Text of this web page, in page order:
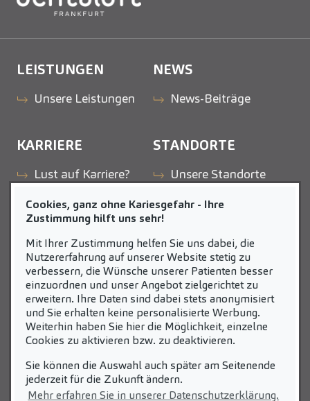
LEISTUNGEN
Unsere Leistungen
NEWS
News-Beiträge
KARRIERE
Lust auf Karriere?
Fakten
Geschichten aus
der Praxis
Initiativbewerbung
STANDORTE
Unsere Standorte
ZAHNEINS
zahneins.com
Cookies, ganz ohne Kariesgefahr - Ihre
Zustimmung hilft uns sehr!
Mit Ihrer Zustimmung helfen Sie uns dabei, die
Nutzererfahrung auf unserer Website stetig zu
verbessern, die Wünsche unserer Patienten besser
einzuordnen und unser Angebot zielgerichtet zu
erweitern. Ihre Daten sind dabei stets anonymisiert
und Sie erhalten keine personalisierte Werbung.
Weiterhin haben Sie hier die Möglichkeit, einzelne
Cookies zu aktivieren bzw. zu deaktivieren.
Sie können die Auswahl auch später am Seitenende
jederzeit für die Zukunft ändern.
Mehr erfahren Sie in unserer Datenschutzerklärung.